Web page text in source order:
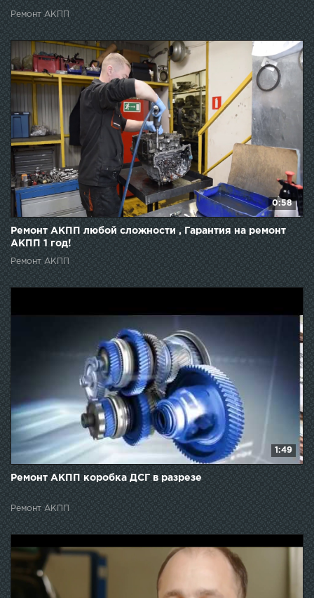
Ремонт АКПП
0:58
Ремонт АКПП любой сложности , Гарантия на ремонт
АКПП 1 год!
Ремонт АКПП
1:49
Ремонт АКПП коробка ДСГ в разрезе
Ремонт АКПП